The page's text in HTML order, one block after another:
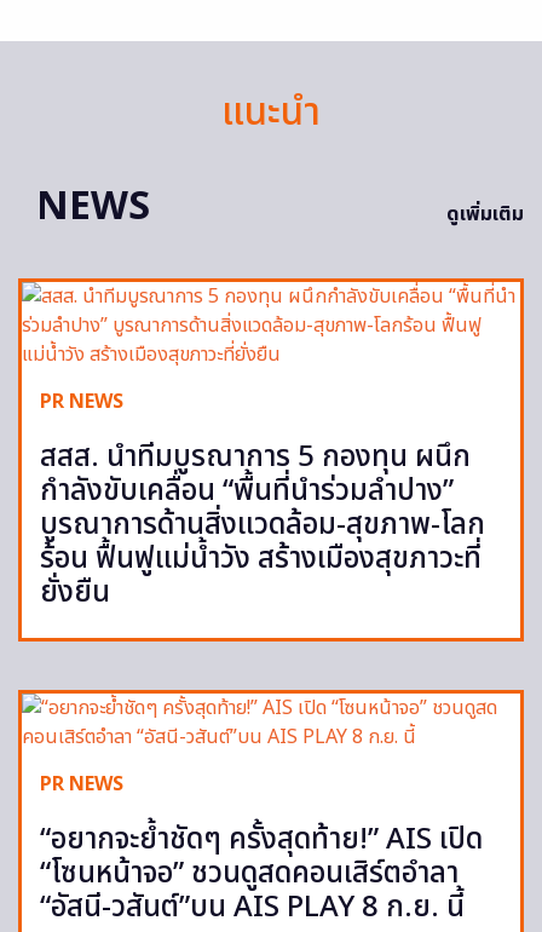
แนะนำ
NEWS
ดูเพิ่มเติม
PR NEWS
สสส. นำทีมบูรณาการ 5 กองทุน ผนึก
กำลังขับเคลื่อน “พื้นที่นำร่วมลำปาง”
บูรณาการด้านสิ่งแวดล้อม-สุขภาพ-โลก
ร้อน ฟื้นฟูแม่น้ำวัง สร้างเมืองสุขภาวะที่
ยั่งยืน
PR NEWS
“อยากจะย้ำชัดๆ ครั้งสุดท้าย!” AIS เปิด
“โซนหน้าจอ” ชวนดูสดคอนเสิร์ตอำลา
“อัสนี-วสันต์”บน AIS PLAY 8 ก.ย. นี้